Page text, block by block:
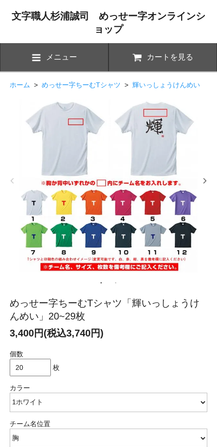
文字職人杉浦誠司 めっせー字オンラインシ
ョップ
メニュー カートを見る
ホーム > めっせー字ちーむTシャツ > 輝いっしょうけんめい
めっせー字ちーむTシャツ「輝いっしょうけ
んめい」20~29枚
3,400円(税込3,740円)
個数
枚
カラー
チーム名位置